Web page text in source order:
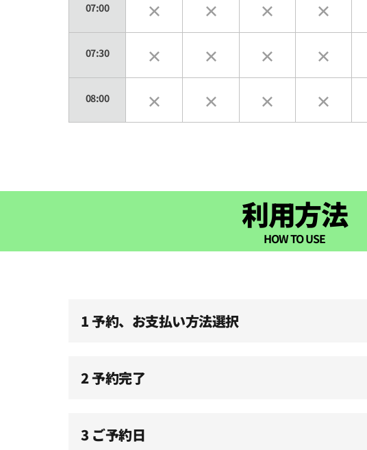
07:00
07:30
08:00
09:00
10:30
11:00
利用方法
HOW TO USE
1 予約、お支払い方法選択
2 予約完了
3 ご予約日